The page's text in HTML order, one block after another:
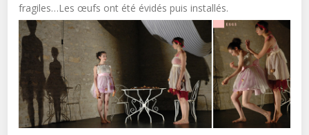
fragiles…Les œufs ont été évidés puis installés.